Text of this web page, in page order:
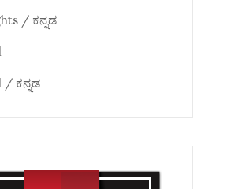
/ ಕನ್ನಡ
/ ಕನ್ನಡ